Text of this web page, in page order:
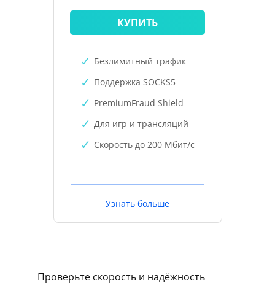
КУПИТЬ
Безлимитный трафик
Поддержка SOCKS5
PremiumFraud Shield
Для игр и трансляций
Скорость до 200 Мбит/с
Узнать больше
Проверьте скорость и надёжность